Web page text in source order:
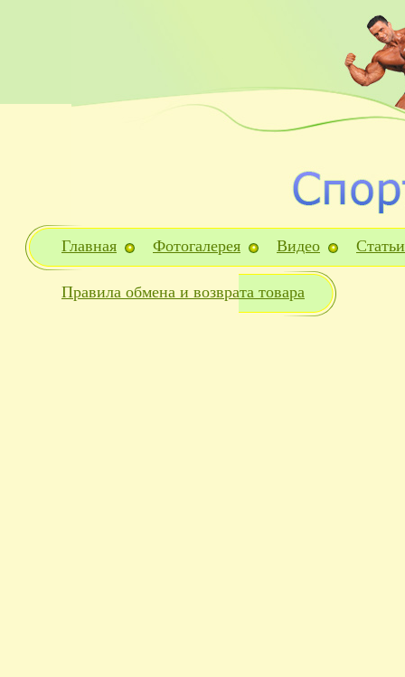
Главная Фотогалерея Видео Статьи
Правила обмена и возврата товара